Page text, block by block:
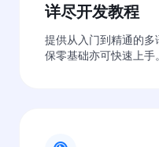
详尽开发教程
提供从入门到精通的
保零基础亦可快速上手。